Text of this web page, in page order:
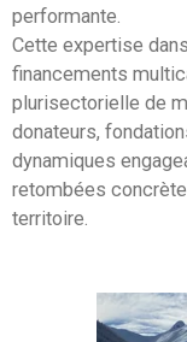
performante.
Cette expertise
financements
plurisectorielle de
donateurs,
dynamiques
retombées
territoire.